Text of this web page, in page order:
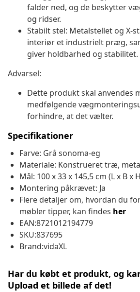
falder ned, og de beskytter
og ridser.
Stabilt stel: Metalstellet og X-
interiør et industrielt præg,
giver holdbarhed og stabilitet.
Advarsel:
Dette produkt skal anvendes
medfølgende
forhindre, at det vælter.
Specifikationer
Farve: Grå sonoma-eg
Materiale: Konstrueret træ,
Mål: 100 x 33 x 145,5 cm (L x B x
Montering påkrævet: Ja
Flere detaljer om, hvordan du
møbler tipper, kan findes her
EAN:8721012194779
SKU:837695
Brand:vidaXL
Har du købt et produkt, og
Upload et billede af det!